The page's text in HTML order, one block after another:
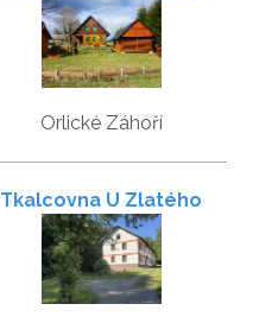
Orlické Záhoří
Tkalcovna U Zlatého
potoka